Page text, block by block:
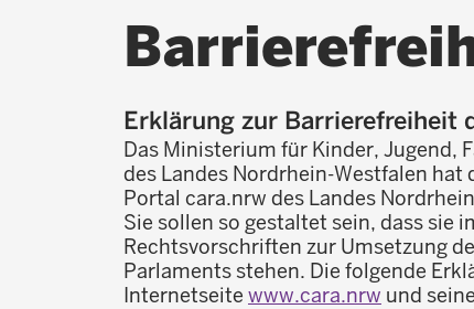
Erklärung zur Barrierefreiheit
Das Ministerium für Kinder, Jugend,
des Landes Nordrhein-Westfalen
Portal cara.nrw des Landes
Sie sollen so gestaltet sein, dass sie
Rechtsvorschriften zur Umsetzung
Parlaments stehen. Die folgende
Internetseite www.cara.nrw und